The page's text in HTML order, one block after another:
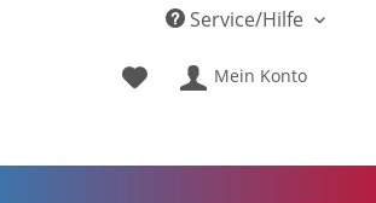
Service/Hilfe
Mein Konto